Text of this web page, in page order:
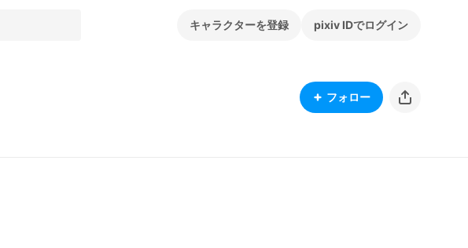
キャラクターを登録 pixiv IDでログイン
フォロー